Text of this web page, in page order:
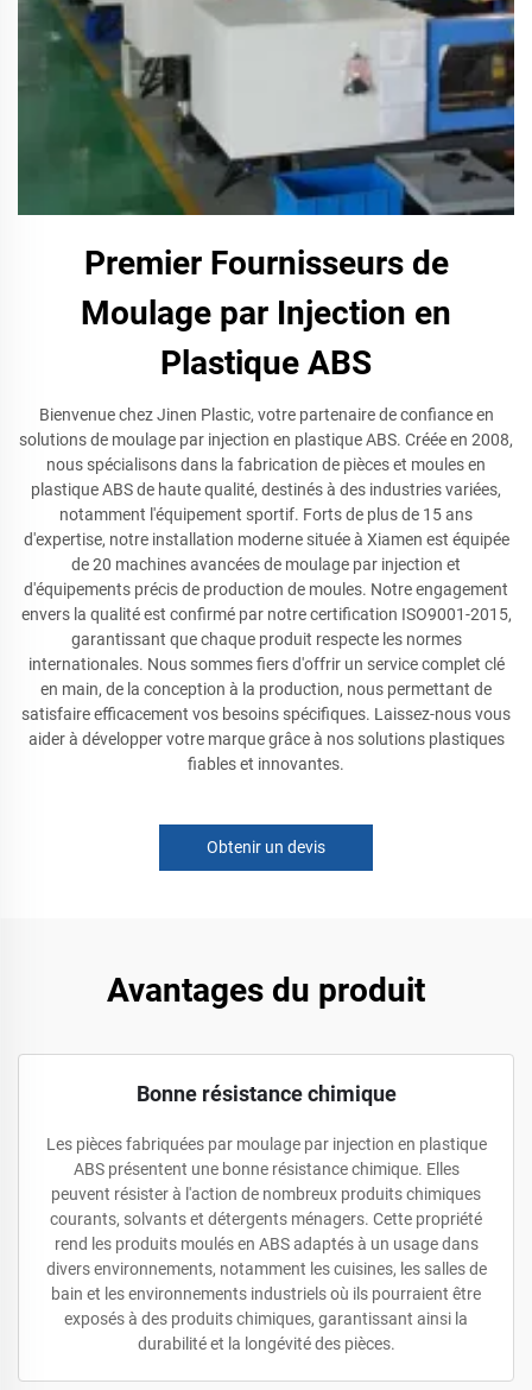
Premier Fournisseurs de
Moulage par Injection en
Plastique ABS
Bienvenue chez Jinen Plastic, votre partenaire de confiance en
solutions de moulage par injection en plastique ABS. Créée en 2008,
nous spécialisons dans la fabrication de pièces et moules en
plastique ABS de haute qualité, destinés à des industries variées,
notamment l'équipement sportif. Forts de plus de 15 ans
d'expertise, notre installation moderne située à Xiamen est équipée
de 20 machines avancées de moulage par injection et
d'équipements précis de production de moules. Notre engagement
envers la qualité est confirmé par notre certification ISO9001-2015,
garantissant que chaque produit respecte les normes
internationales. Nous sommes fiers d'offrir un service complet clé
en main, de la conception à la production, nous permettant de
satisfaire efficacement vos besoins spécifiques. Laissez-nous vous
aider à développer votre marque grâce à nos solutions plastiques
fiables et innovantes.
Obtenir un devis
Avantages du produit
Bonne résistance chimique
Les pièces fabriquées par moulage par injection en plastique
ABS présentent une bonne résistance chimique. Elles
peuvent résister à l'action de nombreux produits chimiques
courants, solvants et détergents ménagers. Cette propriété
rend les produits moulés en ABS adaptés à un usage dans
divers environnements, notamment les cuisines, les salles de
bain et les environnements industriels où ils pourraient être
exposés à des produits chimiques, garantissant ainsi la
durabilité et la longévité des pièces.